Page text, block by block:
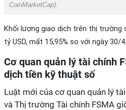
CoinMarketCap).
Khối lượng giao dịch trên thị trường
tỷ USD, mất 15,95% so với ngày 30/4.
Cơ quan quản lý tài chính
dịch tiền kỹ thuật số
Luật mới của cơ quan quản lý
và Thị trường Tài chính FSMA